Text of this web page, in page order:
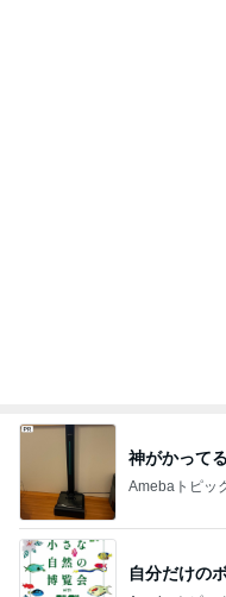
人を変えら
Amebaトピッ